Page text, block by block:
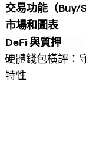
交易功能（Buy/
市場和圖表
DeFi 與質押
硬體錢包橫評：
特性